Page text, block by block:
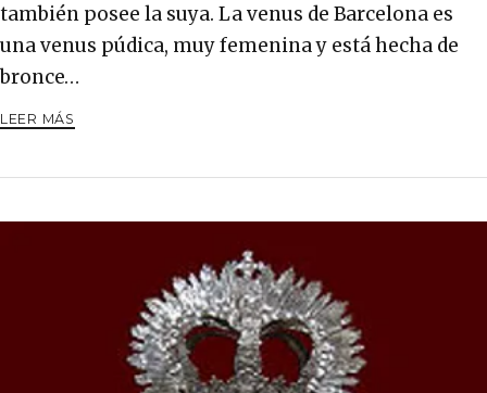
también posee la suya. La venus de Barcelona es
una venus púdica, muy femenina y está hecha de
bronce…
LEER MÁS